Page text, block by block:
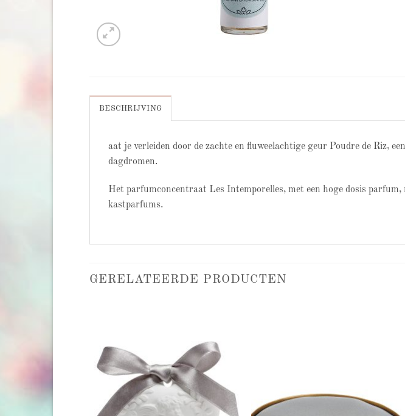
BESCHRIJVING
aat je verleiden door de zachte en fluweelachtige geur Poudre de Riz,
dagdromen.
Het parfumconcentraat Les Intemporelles, met een hoge dosis
kastparfums.
GERELATEERDE PRODUCTEN
wishlist